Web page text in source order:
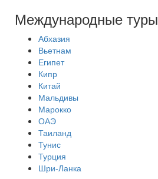
Международные туры
Абхазия
Вьетнам
Египет
Кипр
Китай
Мальдивы
Марокко
ОАЭ
Таиланд
Тунис
Турция
Шри-Ланка